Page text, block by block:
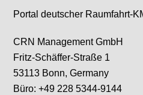
Portal deutscher Raumfahrt-
CRN Management GmbH
Fritz-Schäffer-Straße 1
53113 Bonn, Germany
Büro: +49 228 5344-9144